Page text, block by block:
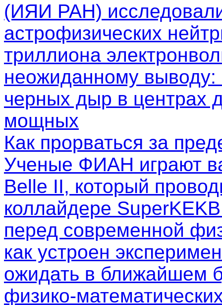
(ИЯИ РАН)
астрофизических
триллиона
неожиданному выводу:
черных дыр в центрах
мощных
Как прорваться за
Ученые ФИАН играют
Belle II, который
коллайдере
перед современной
как устроен
ожидать в ближайшем
физико-